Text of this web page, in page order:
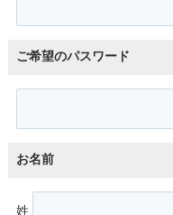
ご希望のパスワード
お名前
姓